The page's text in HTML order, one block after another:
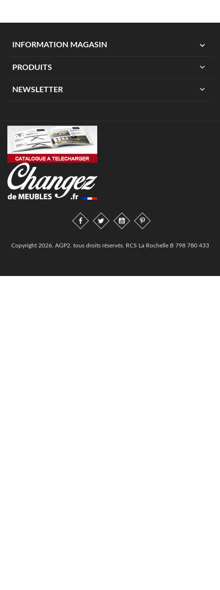
INFORMATION MAGASIN expand_more
PRODUITS expand_more
NEWSLETTER expand_more
Copyright 2026. AGP2. tous droits réservés. RCS La Rochelle B 798 780 433